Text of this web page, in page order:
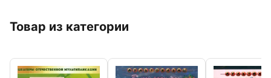
Товар из категории